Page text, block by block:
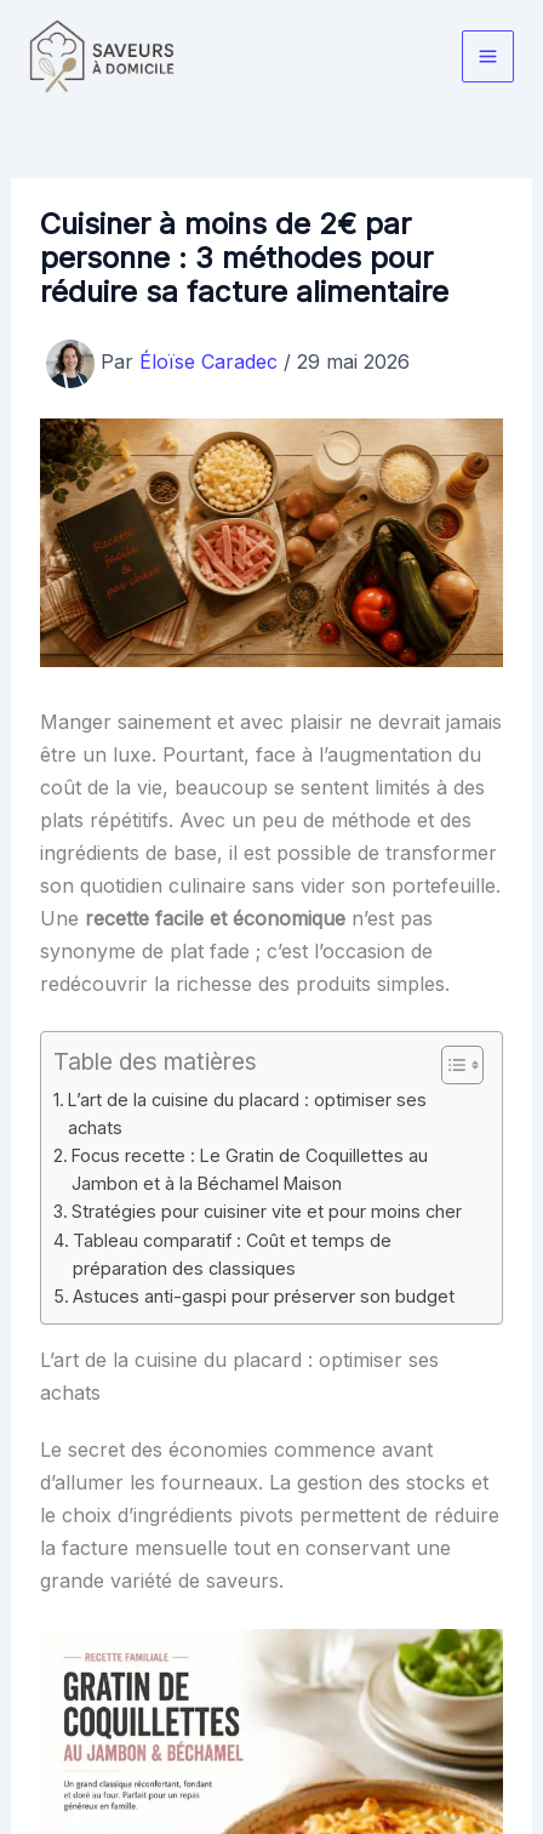
contenu
Main
Cuisiner à moins de 2€ par
personne : 3 méthodes pour
réduire sa facture alimentaire
Par Éloïse Caradec / 29 mai 2026
Manger sainement et avec plaisir ne devrait jamais
être un luxe. Pourtant, face à l’augmentation du
coût de la vie, beaucoup se sentent limités à des
plats répétitifs. Avec un peu de méthode et des
ingrédients de base, il est possible de transformer
son quotidien culinaire sans vider son portefeuille.
Une recette facile et économiquen’est pas
synonyme de plat fade ; c’est l’occasion de
redécouvrir la richesse des produits simples.
Table des matières
L’art de la cuisine du placard : optimiser ses
achats
Focus recette : Le Gratin de Coquillettes au
Jambon et à la Béchamel Maison
Stratégies pour cuisiner vite et pour moins cher
Tableau comparatif : Coût et temps de
préparation des classiques
Astuces anti-gaspi pour préserver son budget
L’art de la cuisine du placard : optimiser ses
achats
Le secret des économies commence avant
d’allumer les fourneaux. La gestion des stocks et
le choix d’ingrédients pivots permettent de réduire
la facture mensuelle tout en conservant une
grande variété de saveurs.